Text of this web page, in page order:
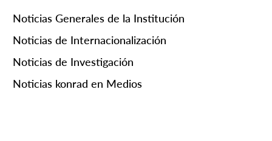
Noticias Generales de la Institución
Noticias de Internacionalización
Noticias de Investigación
Noticias konrad en Medios